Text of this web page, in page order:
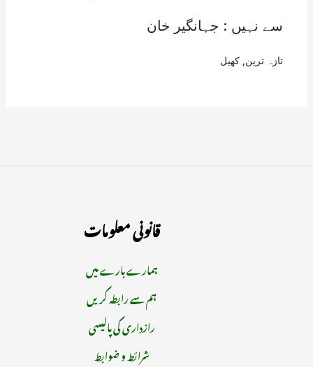
سے نہیں : جہانگیر خان
تازہ ترین کھیل
قانونی معلومات
ہمارے بارے میں
ہم سے رابطہ کریں
رازداری کی پالیسی
شرائط و ضوابط